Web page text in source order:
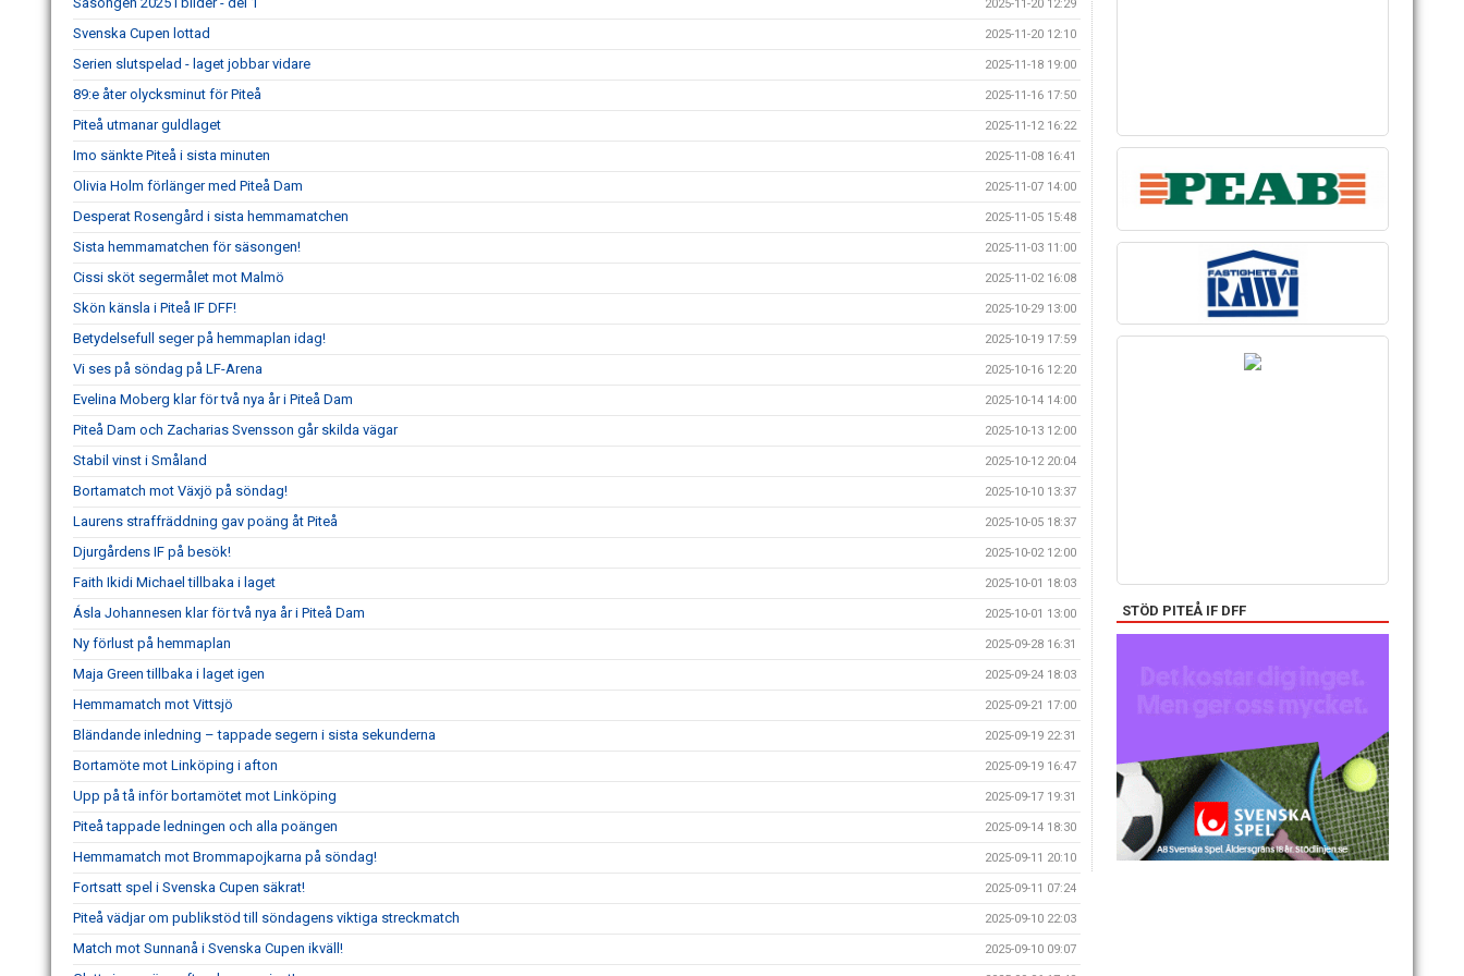
2025-11-20 12:29
Svenska Cupen lottad 2025-11-20 12:10
Serien slutspelad - laget jobbar vidare 2025-11-18 19:00
89:e åter olycksminut för Piteå 2025-11-16 17:50
Piteå utmanar guldlaget 2025-11-12 16:22
Imo sänkte Piteå i sista minuten 2025-11-08 16:41
Olivia Holm förlänger med Piteå Dam 2025-11-07 14:00
Desperat Rosengård i sista hemmamatchen 2025-11-05 15:48
Sista hemmamatchen för säsongen! 2025-11-03 11:00
Cissi sköt segermålet mot Malmö 2025-11-02 16:08
Skön känsla i Piteå IF DFF! 2025-10-29 13:00
Betydelsefull seger på hemmaplan idag! 2025-10-19 17:59
Vi ses på söndag på LF-Arena 2025-10-16 12:20
Evelina Moberg klar för två nya år i Piteå Dam 2025-10-14 14:00
Piteå Dam och Zacharias Svensson går skilda vägar 2025-10-13 12:00
Stabil vinst i Småland 2025-10-12 20:04
Bortamatch mot Växjö på söndag! 2025-10-10 13:37
Laurens straffräddning gav poäng åt Piteå 2025-10-05 18:37
Djurgårdens IF på besök! 2025-10-02 12:00
Faith Ikidi Michael tillbaka i laget 2025-10-01 18:03
Ásla Johannesen klar för två nya år i Piteå Dam 2025-10-01 13:00
Ny förlust på hemmaplan 2025-09-28 16:31
Maja Green tillbaka i laget igen 2025-09-24 18:03
Hemmamatch mot Vittsjö 2025-09-21 17:00
Bländande inledning – tappade segern i sista sekunderna 2025-09-19 22:31
Bortamöte mot Linköping i afton 2025-09-19 16:47
Upp på tå inför bortamötet mot Linköping 2025-09-17 19:31
Piteå tappade ledningen och alla poängen 2025-09-14 18:30
Hemmamatch mot Brommapojkarna på söndag! 2025-09-11 20:10
Fortsatt spel i Svenska Cupen säkrat! 2025-09-11 07:24
Piteå vädjar om publikstöd till söndagens viktiga streckmatch 2025-09-10 22:03
Match mot Sunnanå i Svenska Cupen ikväll! 2025-09-10 09:07
STÖD PITEÅ IF DFF